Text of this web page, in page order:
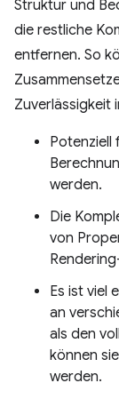
Struktur und
die restliche
entfernen. So
Zuverlässigkeit
Potenziell
werden.
Die
von
Es ist viel
an
als den
können
werden.